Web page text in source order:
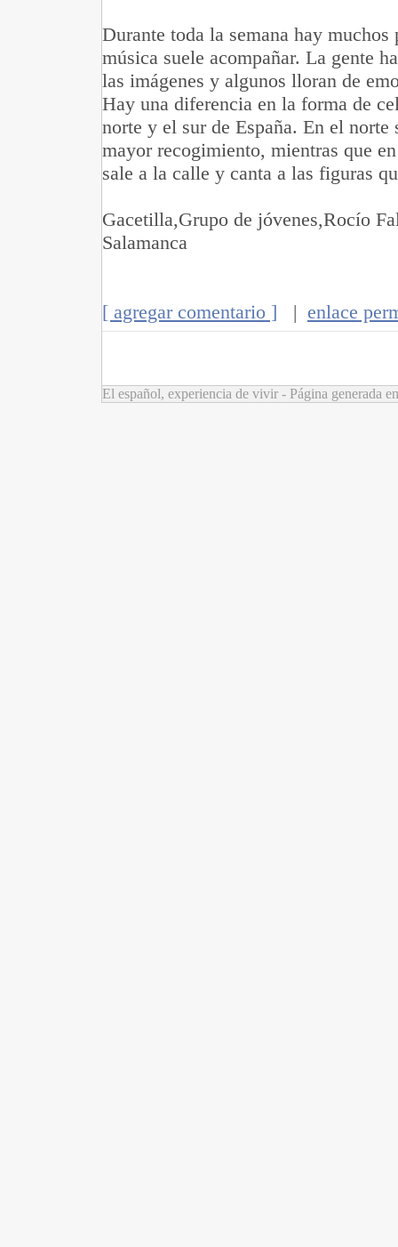
Durante toda la semana hay
música suele acompañar. La gente
las imágenes y algunos lloran de
Hay una diferencia en la forma de
norte y el sur de España. En el norte
mayor recogimiento, mientras que
sale a la calle y canta a las figuras
Gacetilla,Grupo de jóvenes,Rocío
Salamanca
[ agregar comentario ] | enlace
El español, experiencia de vivir - Página generada